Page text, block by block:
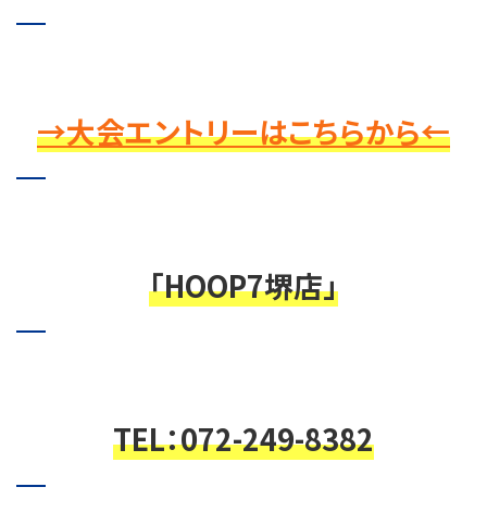
→大会エントリーはこちらから←
「HOOP7堺店」
TEL：072-249-8382